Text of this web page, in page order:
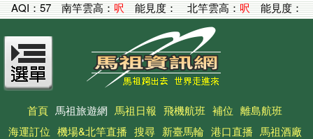
AQI：57 南竿雲高：呎能見度：北竿雲高：呎能見度：
首頁 馬祖旅遊網 馬祖日報 飛機航班 補位 離島航班
海運訂位 機場&北竿直播 搜尋 新臺馬輪 港口直播 馬祖酒廠